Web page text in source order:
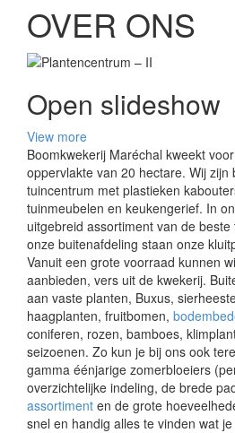
OVER ONS
Open slideshow
View more
Boomkwekerij Maréchal kweekt
oppervlakte van 20 hectare. Wij zijn
tuincentrum met plastieken
tuinmeubelen en keukengerief. In
uitgebreid assortiment van de
onze buitenafdeling staan onze
Vanuit een grote voorraad kunnen
aanbieden, vers uit de kwekerij.
aan vaste planten, Buxus,
haagplanten, fruitbomen,
coniferen, rozen, bamboes,
seizoenen. Zo kun je bij ons ook
gamma éénjarige zomerbloeiers
overzichtelijke indeling, de brede
assortiment en de grote
snel en handig alles te vinden wat